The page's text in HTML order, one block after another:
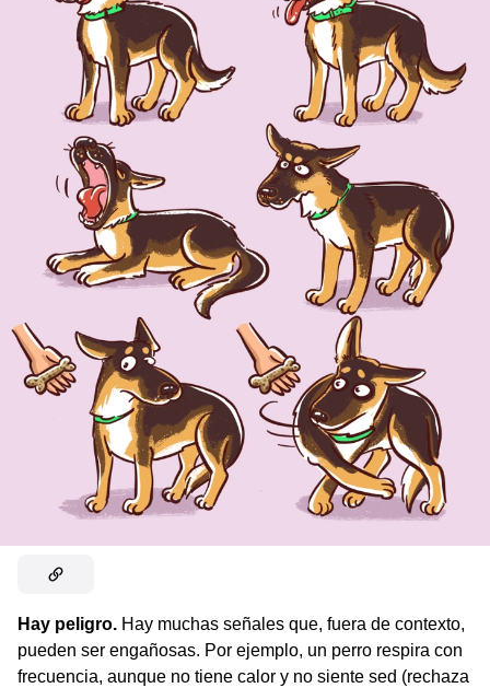
Hay peligro. Hay muchas señales que, fuera de contexto,
pueden ser engañosas. Por ejemplo, un perro respira con
frecuencia, aunque no tiene calor y no siente sed (rechaza